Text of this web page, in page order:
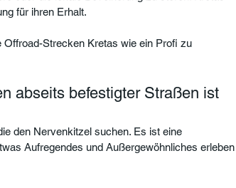
für ihren Erhalt.
Strecken Kretas wie ein Profi zu
abseits befestigter Straßen ist
den Nervenkitzel suchen. Es ist eine
Aufregendes und Außergewöhnliches erleben